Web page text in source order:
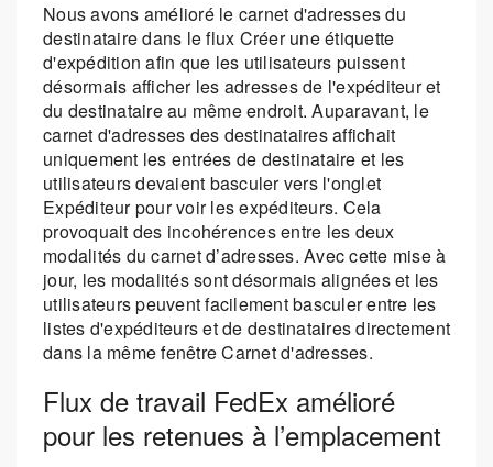
Nous avons amélioré le carnet d'adresses du
destinataire dans le flux Créer une étiquette
d'expédition afin que les utilisateurs puissent
désormais afficher les adresses de l'expéditeur et
du destinataire au même endroit. Auparavant, le
carnet d'adresses des destinataires affichait
uniquement les entrées de destinataire et les
utilisateurs devaient basculer vers l'onglet
Expéditeur pour voir les expéditeurs. Cela
provoquait des incohérences entre les deux
modalités du carnet d’adresses. Avec cette mise à
jour, les modalités sont désormais alignées et les
utilisateurs peuvent facilement basculer entre les
listes d'expéditeurs et de destinataires directement
dans la même fenêtre Carnet d'adresses.
Flux de travail FedEx amélioré
pour les retenues à l’emplacement